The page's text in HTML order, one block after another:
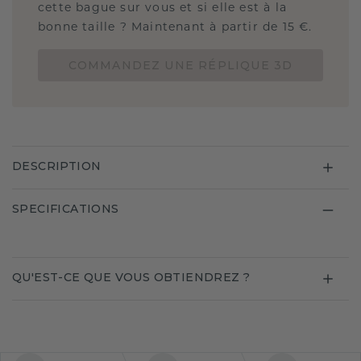
cette bague sur vous et si elle est à la
bonne taille ? Maintenant à partir de 15 €.
DESCRIPTION
SPECIFICATIONS
QU'EST-CE QUE VOUS OBTIENDREZ ?